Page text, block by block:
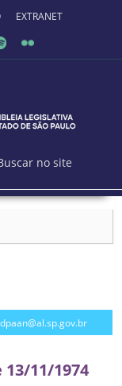
EXTRANET
no site
11/1974